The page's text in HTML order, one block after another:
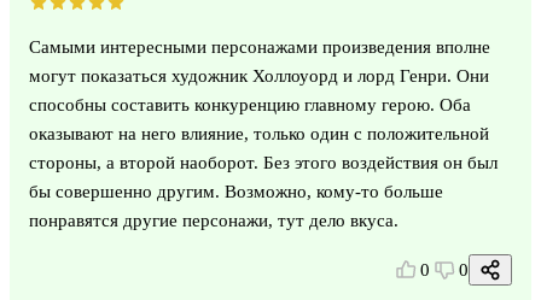
Самыми интересными персонажами произведения вполне
могут показаться художник Холлоуорд и лорд Генри. Они
способны составить конкуренцию главному герою. Оба
оказывают на него влияние, только один с положительной
стороны, а второй наоборот. Без этого воздействия он был
бы совершенно другим. Возможно, кому-то больше
понравятся другие персонажи, тут дело вкуса.
0 0